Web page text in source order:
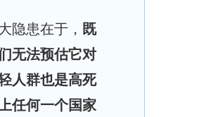
隐患在于， 既
无法预估它对
人群也是高死
任何一个国家